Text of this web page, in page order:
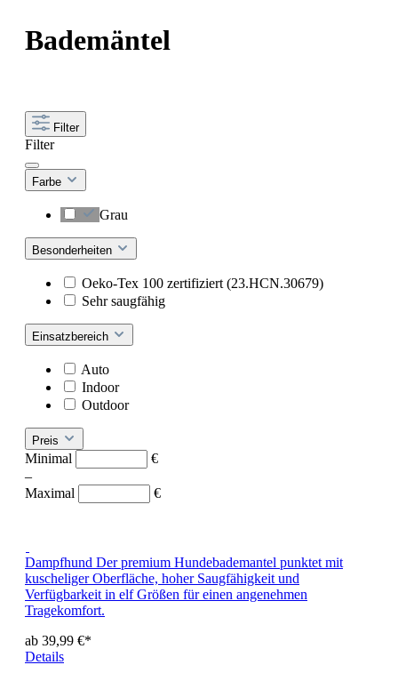
Bademäntel
Filter
Filter
Farbe
Grau
Besonderheiten
Oeko-Tex 100 zertifiziert (23.HCN.30679)
Sehr saugfähig
Einsatzbereich
Auto
Indoor
Outdoor
Preis
Minimal
€
–
Maximal
€
Dampfhund Der premium Hundebademantel punktet mit
kuscheliger Oberfläche, hoher Saugfähigkeit und
Verfügbarkeit in elf Größen für einen angenehmen
Tragekomfort.
ab 39,99 €*
Details